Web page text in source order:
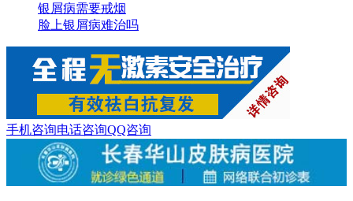
银屑病需要戒烟
脸上银屑病难治吗
手机咨询电话咨询QQ咨询